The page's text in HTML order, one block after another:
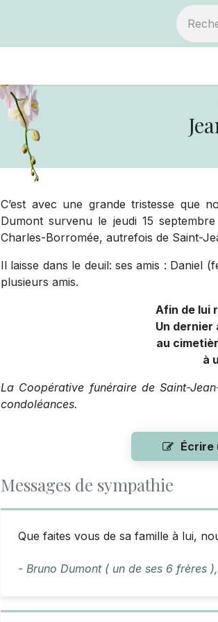
C’est avec une grande tristesse que
Dumont survenu le jeudi 15
Charles-Borromée, autrefois de Saint-
Il laisse dans le deuil: ses amis : Daniel
plusieurs amis.
Afin de lui
Un dernier
au
à
La Coopérative funéraire de Saint-
condoléances.
Écrire
Messages de sympathie
Que faites vous de sa famille à lui,
- Bruno Dumont ( un de ses 6 frères ),